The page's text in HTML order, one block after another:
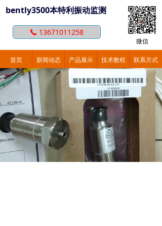
bently3500本特利振动监测
微信
首页 新闻动态 产品展示 技术教程 联系方式
끅 13671011258